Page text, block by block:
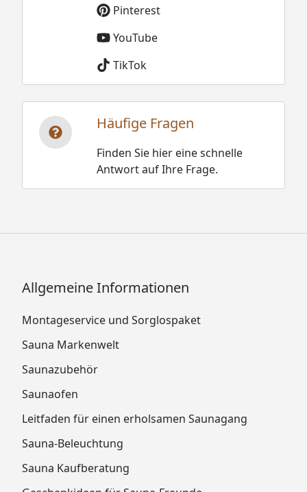
Pinterest
YouTube
TikTok
Häufige Fragen
Finden Sie hier eine schnelle
Antwort auf Ihre Frage.
Allgemeine Informationen
Montageservice und Sorglospaket
Sauna Markenwelt
Saunazubehör
Saunaofen
Leitfaden für einen erholsamen Saunagang
Sauna-Beleuchtung
Sauna Kaufberatung